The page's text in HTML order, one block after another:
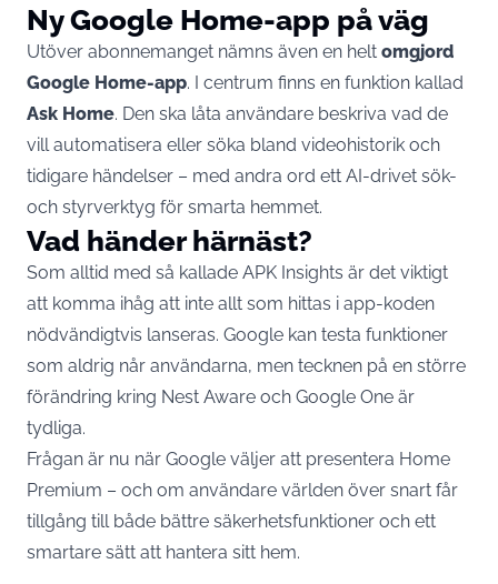
Ny Google Home-app på väg
Utöver abonnemanget nämns även en helt omgjord
Google Home-app. I centrum finns en funktion kallad
Ask Home. Den ska låta användare beskriva vad de
vill automatisera eller söka bland videohistorik och
tidigare händelser – med andra ord ett AI-drivet sök-
och styrverktyg för smarta hemmet.
Vad händer härnäst?
Som alltid med så kallade APK Insights är det viktigt
att komma ihåg att inte allt som hittas i app-koden
nödvändigtvis lanseras. Google kan testa funktioner
som aldrig når användarna, men tecknen på en större
förändring kring Nest Aware och Google One är
tydliga.
Frågan är nu när Google väljer att presentera Home
Premium – och om användare världen över snart får
tillgång till både bättre säkerhetsfunktioner och ett
smartare sätt att hantera sitt hem.